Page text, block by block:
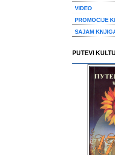
VIDEO
PROMOCIJE
SAJAM
PUTEVI